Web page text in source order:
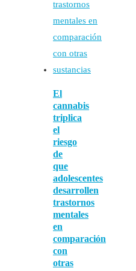
El
cannabis
triplica
el
riesgo
de
que
adolescentes
desarrollen
trastornos
mentales
en
comparación
con
otras